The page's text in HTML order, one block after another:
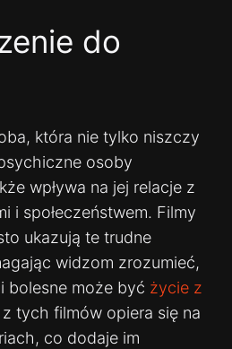
do
która nie tylko niszczy
osoby
wpływa na jej relacje z
i społeczeństwem. Filmy
ukazują te trudne
widzom zrozumieć,
bolesne może być życie z
z tych filmów opiera się na
co dodaje im